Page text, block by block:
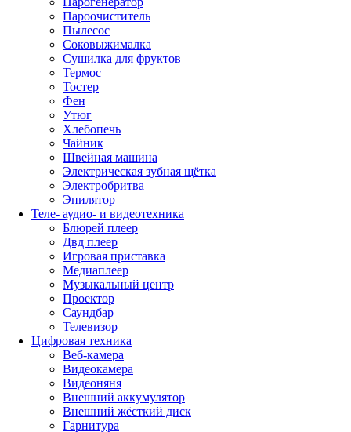
Пароочиститель
Пылесос
Соковыжималка
Сушилка для фруктов
Термос
Тостер
Фен
Утюг
Хлебопечь
Чайник
Швейная машина
Электрическая зубная щётка
Электробритва
Эпилятор
Теле- аудио- и видеотехника
Блюрей плеер
Двд плеер
Игровая приставка
Медиаплеер
Музыкальный центр
Проектор
Саундбар
Телевизор
Цифровая техника
Веб-камера
Видеокамера
Видеоняня
Внешний аккумулятор
Внешний жёсткий диск
Гарнитура